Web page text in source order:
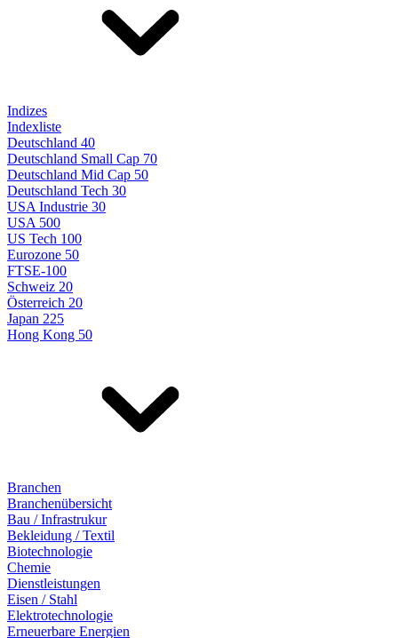
Indizes
Indexliste
Deutschland 40
Deutschland Small Cap 70
Deutschland Mid Cap 50
Deutschland Tech 30
USA Industrie 30
USA 500
US Tech 100
Eurozone 50
FTSE-100
Schweiz 20
Österreich 20
Japan 225
Hong Kong 50
Branchen
Branchenübersicht
Bau / Infrastrukur
Bekleidung / Textil
Biotechnologie
Chemie
Dienstleistungen
Eisen / Stahl
Elektrotechnologie
Erneuerbare Energien